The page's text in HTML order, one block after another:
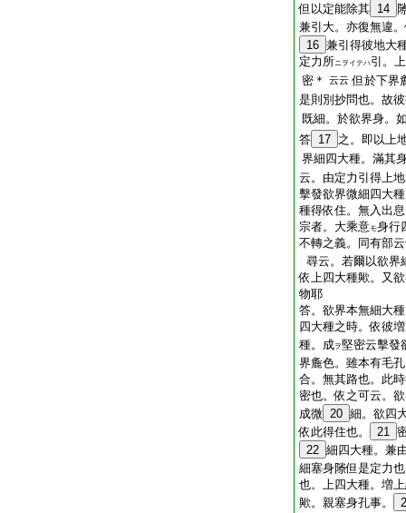
但以定能除其 14
兼引大。亦復無違
16 兼引得彼地大
定力所ニヲイテハ引。
密＊
云云 但於下界
是則別抄問也。故
既細。於欲界身。
答 17 之。即以上
界細四大種。滿其
云。由定力引得上
擊發欲界微細四大
種得依住。無入出
宗者。大乘意モ身行
不轉之義。同有部
尋云。若爾以欲界
依上四大種歟。又
物耶
答。欲界本無細大
四大種之時。依彼
種。成ヲ堅密云擊發
界麁色。雖本有毛
合。無其路也。此
密也。依之可云。
成微 20 細。欲四
依此得住也。
21
22 細四大種。兼
細塞身𨻶但是定力
也。上四大種。増
歟。親塞身孔事。